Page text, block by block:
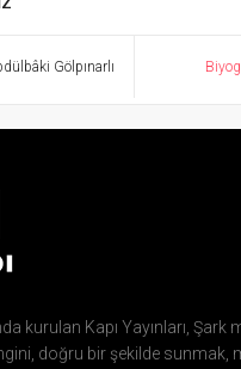
Gölpınarlı
kurulan Kapı Yayınları, Şark
doğru bir şekilde sunmak,